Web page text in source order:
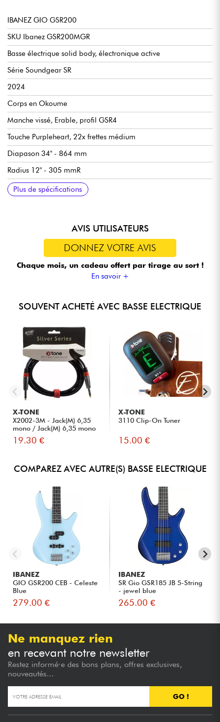
IBANEZ GIO GSR200
SKU Ibanez GSR200MGR
Basse électrique solid body, électronique active
Série Soundgear SR
2024
Corps en Okoume
Manche vissé, Erable, profil GSR4
Touche Purpleheart, 22x frettes médium
Diapason 34" - 864 mm
Radius 12" - 305 mmR
Largeur de manche 1e frette 41 mm
Largeur de manche dernière frette 62 mm
Epaisseur de manche 1e frette 21 mm
Epaisseur de manche 12e frette 22 mm
Micros passifs Ibanez Dynamix PJ
Preamp actif Ibanez Phat II EQ
Contrôles (voir schéma)
Chevalet Ibanez B10
Mécaniques Ibanez bain d'huile
Longueur totale 1100 mm
Longueur corps 506 mm
Largeur corps 331 mm
Epaisseur corps 40 mm
Finition brillant
Plus de spécifications
AVIS UTILISATEURS
DONNEZ VOTRE AVIS
Chaque mois, un cadeau offert par tirage au sort !
En savoir +
SOUVENT ACHETÉ AVEC BASSE ELECTRIQUE
X-TONE
X2002-3M - Jack(M) 6,35
mono / Jack(M) 6,35 mono
S...
19.30 €
X-TONE
3110 Clip-On Tuner
15.00 €
COMPAREZ AVEC AUTRE(S) BASSE ELECTRIQUE
IBANEZ
GIO GSR200 CEB - Celeste
Blue
279.00 €
IBANEZ
SR Gio GSR185 JB 5-String
- jewel blue
265.00 €
Ne manquez rien
en recevant notre newsletter
Restez informé·e des bons plans, offres exclusives,
nouveautés...
GO !